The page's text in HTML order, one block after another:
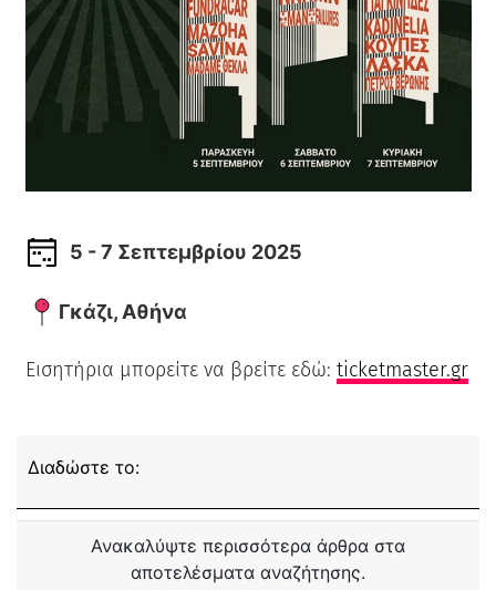
5 - 7 Σεπτεμβρίου 2025
Γκάζι, Αθήνα
Εισητήρια μπορείτε να βρείτε εδώ: ticketmaster.gr
Διαδώστε το:
Ανακαλύψτε περισσότερα άρθρα στα
αποτελέσματα αναζήτησης.